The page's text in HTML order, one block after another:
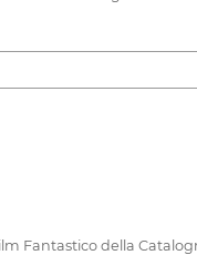
Fantastico della